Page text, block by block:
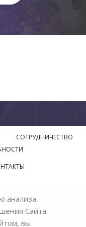
СОТРУДНИЧЕСТВО
производителя
анализа
Сайта.
вы